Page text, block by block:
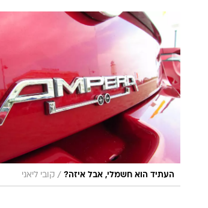
העתיד הוא חשמלי, אבל איזה? / קובי ליאני